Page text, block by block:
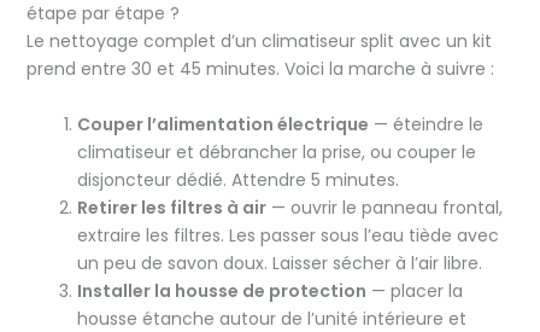
étape par étape ?
Le nettoyage complet d’un climatiseur split avec un kit
prend entre 30 et 45 minutes. Voici la marche à suivre :
Couper l’alimentation électrique — éteindre le
climatiseur et débrancher la prise, ou couper le
disjoncteur dédié. Attendre 5 minutes.
Retirer les filtres à air— ouvrir le panneau frontal,
extraire les filtres. Les passer sous l’eau tiède avec
un peu de savon doux. Laisser sécher à l’air libre.
Installer la housse de protection — placer la
housse étanche autour de l’unité intérieure et